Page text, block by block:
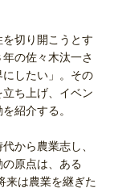
切り開こうとす
の佐々木汰一さ
したい」。その
ち上げ、イベン
紹介する。
から農業志し、
原点は、ある
来は農業を継ぎた